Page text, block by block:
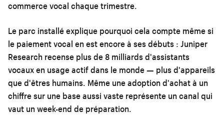
commerce vocal chaque trimestre.
Le parc installé explique pourquoi cela compte même si
le paiement vocal en est encore à ses débuts : Juniper
Research recense plus de 8 milliards d'assistants
vocaux en usage actif dans le monde — plus d'appareils
que d'êtres humains. Même une adoption d'achat à un
chiffre sur une base aussi vaste représente un canal qui
vaut un week-end de préparation.